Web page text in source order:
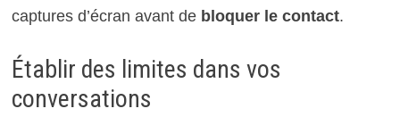
captures d’écran avant de bloquer le contact.
Établir des limites dans vos
conversations